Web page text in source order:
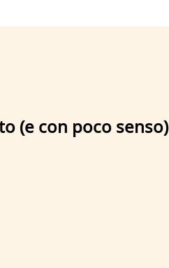
(e con poco senso)